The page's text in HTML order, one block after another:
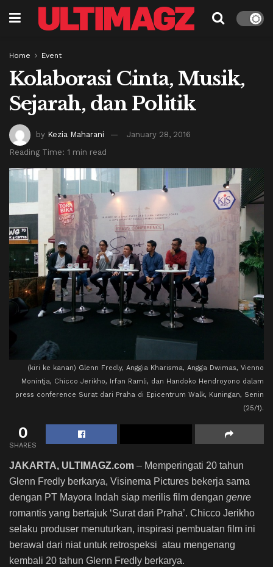
Home Event
Kolaborasi Cinta, Musik,
Sejarah, dan Politik
by Kezia Maharani
January 28, 2016
Reading Time: 1 min read
(kiri ke kanan) Glenn Fredly, Anggia Kharisma, Angga Dwimas, Vienno
Monintja, Chicco Jerikho, Irfan Ramli, dan Handoko Hendroyono dalam
press conference Surat dari Praha di Epicentrum Walk, Kuningan, Senin
(25/1).
0
SHARES
JAKARTA, ULTIMAGZ.com – Memperingati 20 tahun
Glenn Fredly berkarya, Visinema Pictures bekerja sama
dengan PT Mayora Indah siap merilis film dengan genre
romantis yang bertajuk ‘Surat dari Praha’. Chicco Jerikho
selaku produser menuturkan, inspirasi pembuatan film ini
berawal dari niat untuk retrospeksi atau mengenang
kembali 20 tahun Glenn Fredly berkarya.